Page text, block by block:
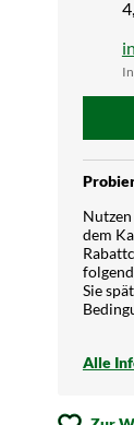
dem
Sie
Alle